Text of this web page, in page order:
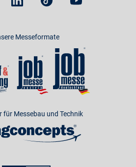
Messeformate
für Messebau und Technik